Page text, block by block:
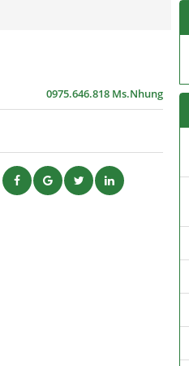
0975.646.818 Ms.Nhung